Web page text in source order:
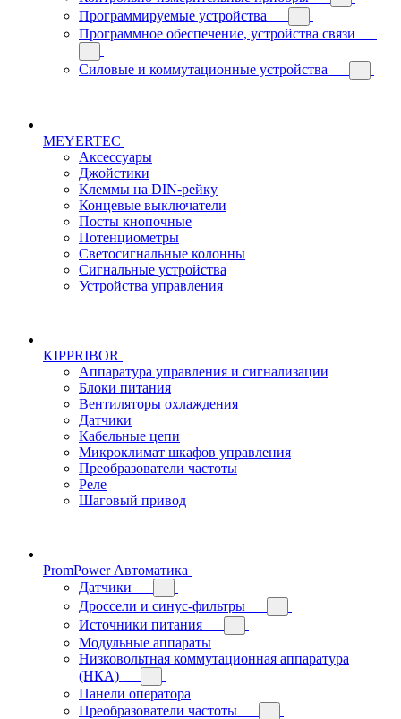
Программируемые устройства
Программное обеспечение, устройства связи
Силовые и коммутационные устройства
MEYERTEC
Аксессуары
Джойстики
Клеммы на DIN-рейку
Концевые выключатели
Посты кнопочные
Потенциометры
Светосигнальные колонны
Сигнальные устройства
Устройства управления
KIPPRIBOR
Аппаратура управления и сигнализации
Блоки питания
Вентиляторы охлаждения
Датчики
Кабельные цепи
Микроклимат шкафов управления
Преобразователи частоты
Реле
Шаговый привод
PromPower Автоматика
Датчики
Дроссели и синус-фильтры
Источники питания
Модульные аппараты
Низковольтная коммутационная аппаратура
(НКА)
Панели оператора
Преобразователи частоты